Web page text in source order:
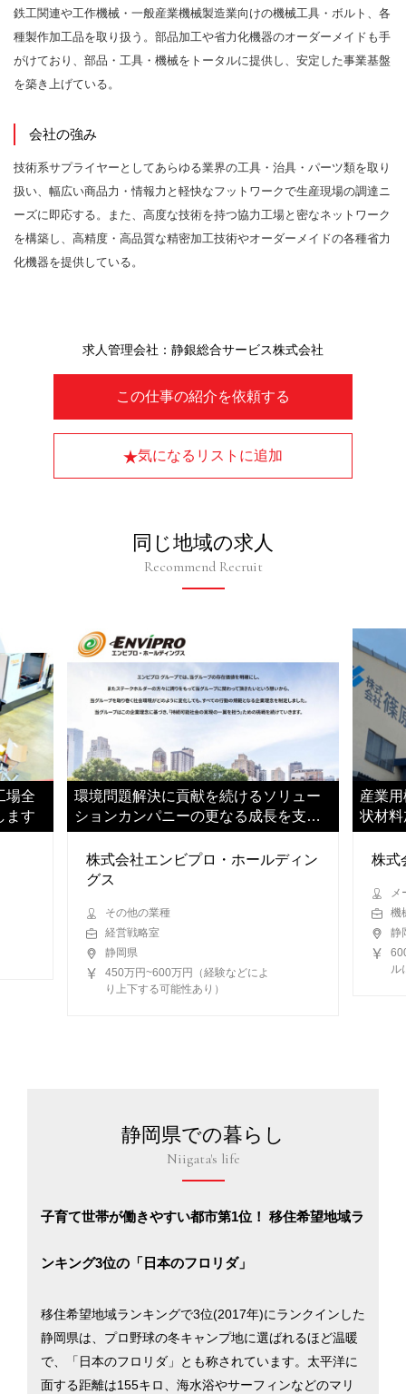
鉄工関連や工作機械・一般産業機械製造業向けの機械工具・ボルト、各
種製作加工品を取り扱う。部品加工や省力化機器のオーダーメイドも手
がけており、部品・工具・機械をトータルに提供し、安定した事業基盤
を築き上げている。
会社の強み
技術系サプライヤーとしてあらゆる業界の工具・治具・パーツ類を取り
扱い、幅広い商品力・情報力と軽快なフットワークで生産現場の調達ニ
ーズに即応する。また、高度な技術を持つ協力工場と密なネットワーク
を構築し、高精度・高品質な精密加工技術やオーダーメイドの各種省力
化機器を提供している。
この仕事の紹介を依頼する
気になるリストに追加
求人管理会社：静銀総合サービス株式会社
同じ地域の求人
Recommend Recruit
場全
ます
環境問題解決に貢献を続けるソリュー
ションカンパニーの更なる成長を支え
ていただきます
株式会社エンビプロ・ホールディン
グス
その他の業種
経営戦略室
静岡県
450万円~600万円（経験などによ
り上下する可能性あり）
産業
状材
ただ
株式
メ
機
静
ル
静岡県での暮らし
Niigata's life
子育て世帯が働きやすい都市第1位！ 移住希望地域ラ
ンキング3位の「日本のフロリダ」
移住希望地域ランキングで3位(2017年)にランクインした
静岡県は、プロ野球の冬キャンプ地に選ばれるほど温暖
で、「日本のフロリダ」とも称されています。太平洋に
面する距離は155キロ、海水浴やサーフィンなどのマリ